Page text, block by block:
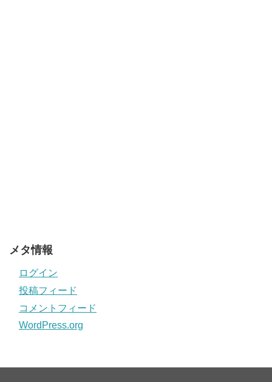
メタ情報
ログイン
投稿フィード
コメントフィード
WordPress.org